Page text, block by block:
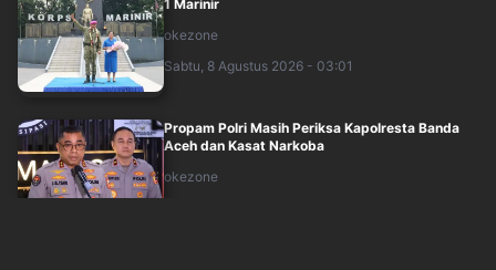
1 Marinir
okezone
Sabtu, 8 Agustus 2026 - 03:01
Propam Polri Masih Periksa Kapolresta Banda
Aceh dan Kasat Narkoba
okezone